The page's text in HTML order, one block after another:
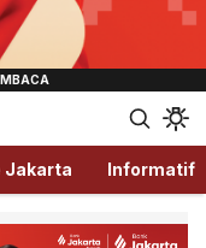
Jakarta Informatif